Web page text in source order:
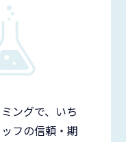
ングで、いち
フの信頼・期